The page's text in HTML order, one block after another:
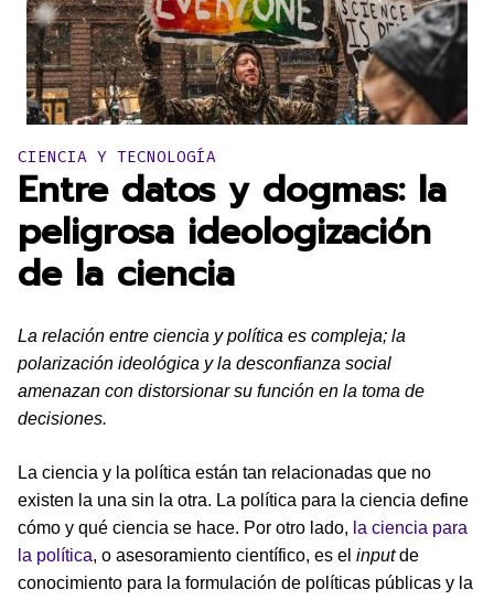
Publicado en:
CIENCIA Y TECNOLOGÍA
Entre datos y dogmas: la
peligrosa ideologización
de la ciencia
La relación entre ciencia y política es compleja; la
polarización ideológica y la desconfianza social
amenazan con distorsionar su función en la toma de
decisiones.
La ciencia y la política están tan relacionadas que no
existen la una sin la otra. La política para la ciencia define
cómo y qué ciencia se hace. Por otro lado, la ciencia para
la política, o asesoramiento científico, es el inputde
conocimiento para la formulación de políticas públicas y la